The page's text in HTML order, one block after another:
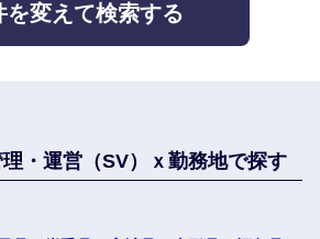
方
を変えて検索する
・運営（SV）ｘ勤務地で探す